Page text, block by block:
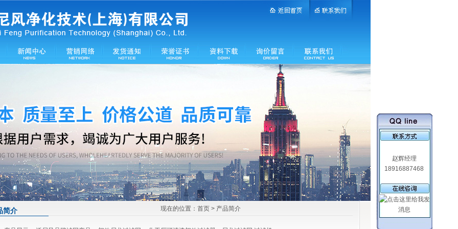
赵辉经理
18916887468
简介 现在的位置： 首页 > 产品简介